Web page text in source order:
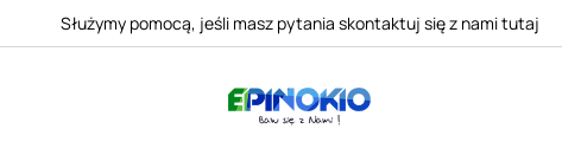
Służymy pomocą, jeśli masz pytania skontaktuj się z nami tutaj